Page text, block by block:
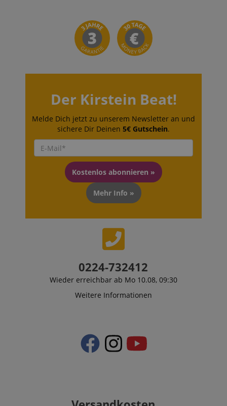
Der Kirstein Beat!
Melde Dich jetzt zu unserem Newsletter an und
sichere Dir Deinen 5€ Gutschein.
Kostenlos abonnieren »
Mehr Info »
0224-732412
Wieder erreichbar ab Mo 10.08, 09:30
Weitere Informationen